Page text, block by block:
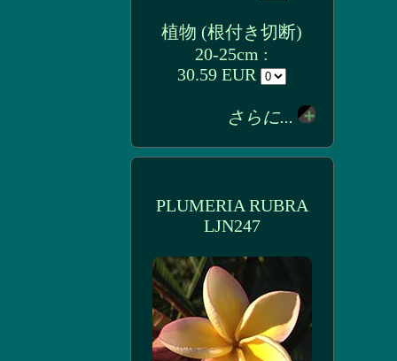
植物 (根付き切断)
20-25cm :
30.59 EUR
さらに...
PLUMERIA RUBRA
LJN247